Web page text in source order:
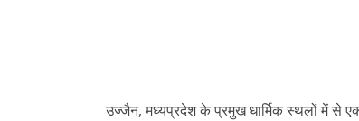
उज्जैन, मध्यप्रदेश के प्रमुख धार्मिक स्थलों में से